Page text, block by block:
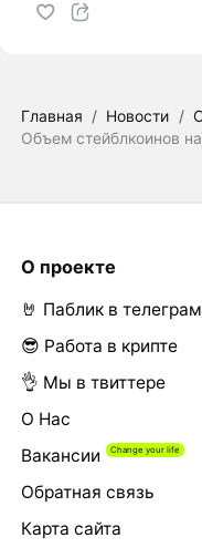
Главная / Новости /
Объем стейблкоинов
О проекте
🤘 Паблик в телеграм
😎 Работа в крипте
👌 Мы в твиттере
О Нас
Вакансии
Обратная связь
Карта сайта